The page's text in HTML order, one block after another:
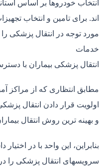
انتخاب خودروها بر اساس
اند. برای تامین و انتخاب
مورد توجه در انتقال پزشکی
خدمات
انتقال پزشکی بیماران با
مطابق انتظاری که از مراکز
اولویت قرار دادن انتقال
و بهینه ترین روش انتقال
بنابراین، این واحد با در
سرویسهای انتقال پزشکی را